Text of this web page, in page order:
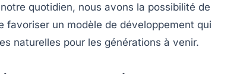
quotidien, nous avons la possibilité de
un modèle de développement qui
naturelles pour les générations à venir.